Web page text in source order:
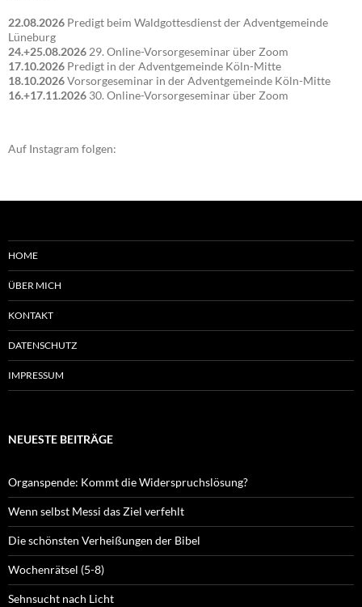
22.08.2026 Predigt beim Waldgottesdienst der Adventgemeinde
Lüneburg
24.+25.08.202629. Online-Vorsorgeseminar über Zoom
17.10.2026 Predigt in der Adventgemeinde Köln-Mitte
18.10.2026Vorsorgeseminar in der Adventgemeinde Köln-Mitte
16.+17.11.2026 30. Online-Vorsorgeseminar über Zoom
Auf Instagram folgen:
HOME
ÜBER MICH
KONTAKT
DATENSCHUTZ
IMPRESSUM
NEUESTE BEITRÄGE
Organspende: Kommt die Widerspruchslösung?
Wenn selbst Messi das Ziel verfehlt
Die schönsten Verheißungen der Bibel
Wochenrätsel (5-8)
Sehnsucht nach Licht